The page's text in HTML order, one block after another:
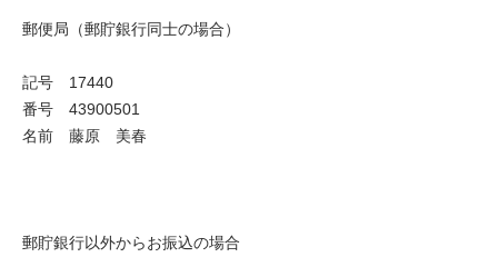
郵便局（郵貯銀行同士の場合）
記号 17440
番号 43900501
名前 藤原 美春
郵貯銀行以外からお振込の場合